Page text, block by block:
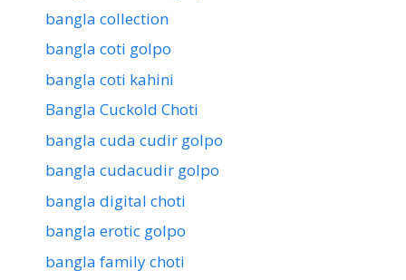
bangla collection
bangla coti golpo
bangla coti kahini
Bangla Cuckold Choti
bangla cuda cudir golpo
bangla cudacudir golpo
bangla digital choti
bangla erotic golpo
bangla family choti